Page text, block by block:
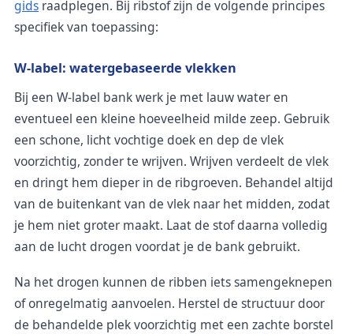
gids raadplegen. Bij ribstof zijn de volgende principes
specifiek van toepassing:
W-label: watergebaseerde vlekken
Bij een W-label bank werk je met lauw water en
eventueel een kleine hoeveelheid milde zeep. Gebruik
een schone, licht vochtige doek en dep de vlek
voorzichtig, zonder te wrijven. Wrijven verdeelt de vlek
en dringt hem dieper in de ribgroeven. Behandel altijd
van de buitenkant van de vlek naar het midden, zodat
je hem niet groter maakt. Laat de stof daarna volledig
aan de lucht drogen voordat je de bank gebruikt.
Na het drogen kunnen de ribben iets samengeknepen
of onregelmatig aanvoelen. Herstel de structuur door
de behandelde plek voorzichtig met een zachte borstel